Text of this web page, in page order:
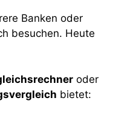
Banken oder
besuchen. Heute
oder
bietet: